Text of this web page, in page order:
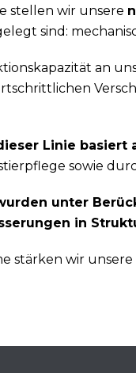
stellen wir unsere
sind:
an
Linie basiert
sowie
unter
in
stärken wir